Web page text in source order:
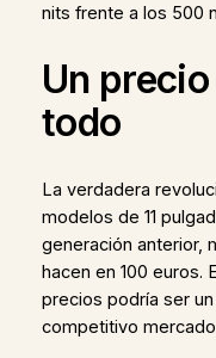
nits frente a los 500
Un
todo
La verdadera
modelos de 11
generación anterior,
hacen en 100 euros.
precios podría ser
competitivo